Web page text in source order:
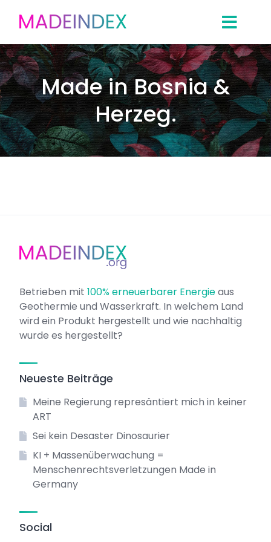
Made in Bosnia &
Herzeg.
Betrieben mit 100% erneuerbarer Energieaus
Geothermie und Wasserkraft. In welchem Land
wird ein Produkt hergestellt und wie nachhaltig
wurde es hergestellt?
Neueste Beiträge
Meine Regierung represäntiert mich in keiner
ART
Sei kein Desaster Dinosaurier
KI + Massenüberwachung =
Menschenrechtsverletzungen Made in
Germany
Social